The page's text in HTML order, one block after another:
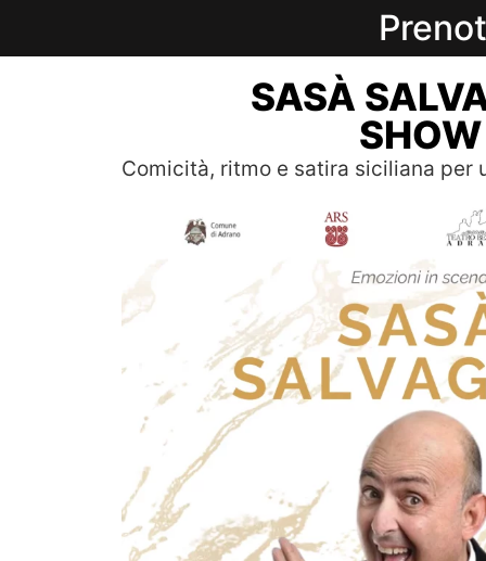
SASÀ
SHOW
Comicità, ritmo e satira siciliana per